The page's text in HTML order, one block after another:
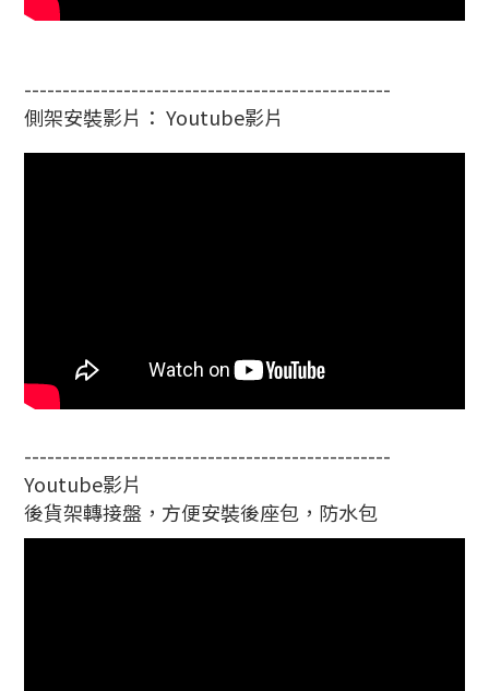
------------------------------------------------
側架安裝影片： Youtube影片
------------------------------------------------
Youtube影片
後貨架轉接盤，方便安裝後座包，防水包